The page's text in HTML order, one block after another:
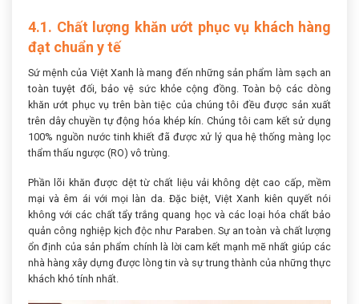
4.1. Chất lượng khăn ướt phục vụ khách hàng
đạt chuẩn y tế
Sứ mệnh của Việt Xanh là mang đến những sản phẩm làm sạch an
toàn tuyệt đối, bảo vệ sức khỏe cộng đồng. Toàn bộ các dòng
khăn ướt phục vụ trên bàn tiệc của chúng tôi đều được sản xuất
trên dây chuyền tự động hóa khép kín. Chúng tôi cam kết sử dụng
100% nguồn nước tinh khiết đã được xử lý qua hệ thống màng lọc
thẩm thấu ngược (RO) vô trùng.
Phần lõi khăn được dệt từ chất liệu vải không dệt cao cấp, mềm
mại và êm ái với mọi làn da. Đặc biệt, Việt Xanh kiên quyết nói
không với các chất tẩy trắng quang học và các loại hóa chất bảo
quản công nghiệp kịch độc như Paraben. Sự an toàn và chất lượng
ổn định của sản phẩm chính là lời cam kết mạnh mẽ nhất giúp các
nhà hàng xây dựng được lòng tin và sự trung thành của những thực
khách khó tính nhất.